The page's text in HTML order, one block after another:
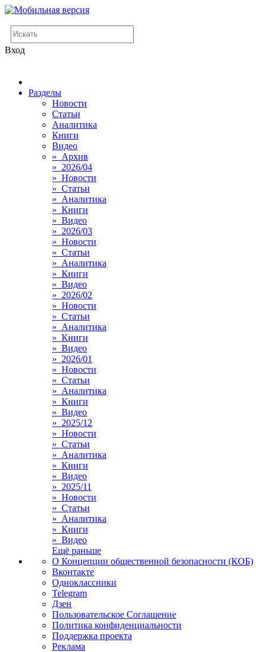
Вход
Разделы
Новости
Статьи
Аналитика
Книги
Видео
» Архив
» 2026/04
» Новости
» Статьи
» Аналитика
» Книги
» Видео
» 2026/03
» Новости
» Статьи
» Аналитика
» Книги
» Видео
» 2026/02
» Новости
» Статьи
» Аналитика
» Книги
» Видео
» 2026/01
» Новости
» Статьи
» Аналитика
» Книги
» Видео
» 2025/12
» Новости
» Статьи
» Аналитика
» Книги
» Видео
» 2025/11
» Новости
» Статьи
» Аналитика
» Книги
» Видео
Ещё раньше
О Концепции общественной безопасности (КОБ)
Вконтакте
Одноклассники
Telegram
Дзен
Пользовательское Соглашение
Политика конфиденциальности
Поддержка проекта
Реклама